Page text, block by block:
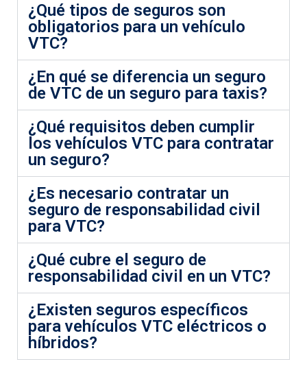
¿Qué tipos de seguros son
obligatorios para un vehículo
VTC?
¿En qué se diferencia un seguro
de VTC de un seguro para taxis?
¿Qué requisitos deben cumplir
los vehículos VTC para contratar
un seguro?
¿Es necesario contratar un
seguro de responsabilidad civil
para VTC?
¿Qué cubre el seguro de
responsabilidad civil en un VTC?
¿Existen seguros específicos
para vehículos VTC eléctricos o
híbridos?